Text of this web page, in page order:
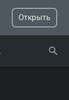
Открыть